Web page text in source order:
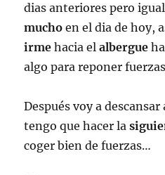
dias anteriores pero
mucho en el dia de hoy,
irme hacia elalbergue
algo para reponer
Después voy a
tengo que hacer la
coger bien de fuerzas…